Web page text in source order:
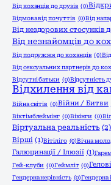
Від коханців до друзів (0)
Відмова від почуттів (0)Від
Від нездорових стосунків
Від незнайомців до
Від подружжя до коханців (0)
Від сексуальних партнерів до
Відсутні батьки (0)Відсутність
Відхилення від
Війна світів (0)Війни / Битви
Віктімблеймінг (0)Вікінги (0)
Віртуальна реальність (2)
Вірші (1)Вітіліго (0)Вічна
Галюцинації / Ілюзії (1)
Гей-клуби (0)Геймліт (0)
Гендерна нерівність (0)Гендерна